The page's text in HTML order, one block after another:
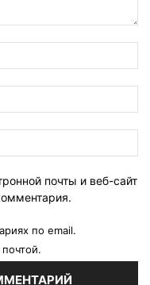
почты и веб-сайт
по email.